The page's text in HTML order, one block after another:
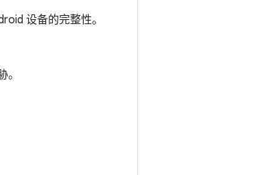
设备的完整性。